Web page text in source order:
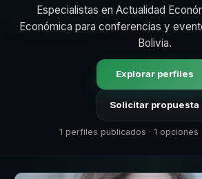
Especialistas en Actualidad
Económica para conferencias y
Bolivia.
Explorar perfiles
Solicitar propuesta
1 perfiles publicados · 1 opciones